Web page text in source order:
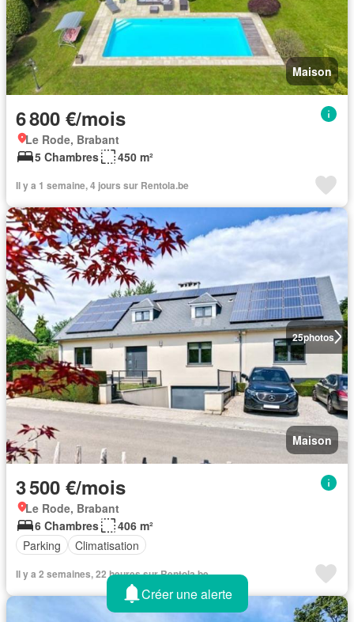
Maison
6 800 €/mois
Le Rode, Brabant
5 Chambres
450 m²
Il y a 1 semaine, 4 jours sur Rentola.be
25photos
Maison
3 500 €/mois
Le Rode, Brabant
6 Chambres
406 m²
Parking
Climatisation
Il y a 2 semaines, 22 heures sur Rentola.be
Créer une alerte